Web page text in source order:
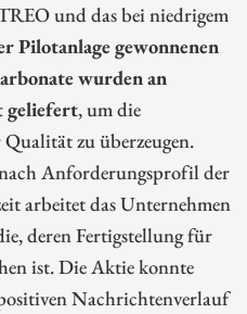
und das bei niedrigem
Pilotanlage gewonnenen
wurden an
geliefert, um die
zu überzeugen.
Anforderungsprofil der
arbeitet das Unternehmen
deren Fertigstellung für
ist. Die Aktie konnte
Nachrichtenverlauf